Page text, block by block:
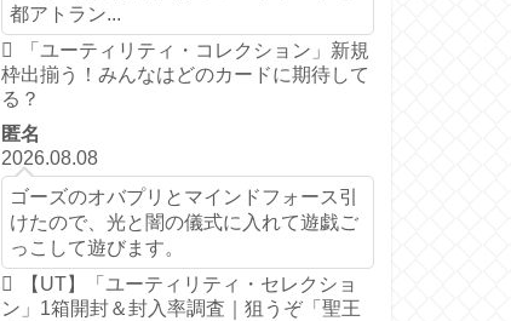
都アトラン...
「ユーティリティ・コレクション」新規
枠出揃う！みんなはどのカードに期待して
る？
匿名
2026.08.08
ゴーズのオバプリとマインドフォース引
けたので、光と闇の儀式に入れて遊戯ご
っこして遊びます。
【UT】「ユーティリティ・セレクショ
ン」1箱開封＆封入率調査｜狙うぞ「聖王